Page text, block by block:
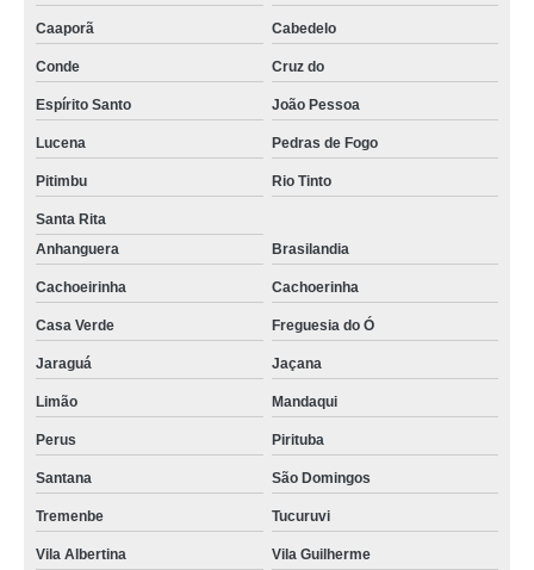
Caaporã Cabedelo
Conde Cruz do
Espírito Santo João Pessoa
Lucena Pedras de Fogo
Pitimbu Rio Tinto
Santa Rita
Anhanguera
Brasilandia
Cachoeirinha Cachoerinha
Casa Verde Freguesia do Ó
Jaraguá Jaçana
Limão Mandaqui
Perus Pirituba
Santana São Domingos
Tremenbe Tucuruvi
Vila Albertina Vila Guilherme